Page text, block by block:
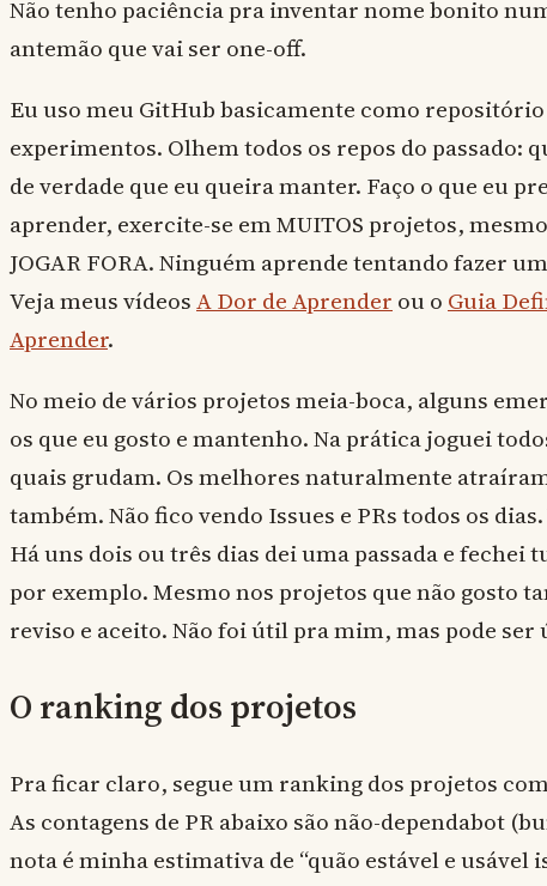
Não tenho paciência pra inventar nome bonito
antemão que vai ser one-off.
Eu uso meu GitHub basicamente como
experimentos. Olhem todos os repos do passado:
de verdade que eu queira manter. Faço o que eu
aprender, exercite-se em MUITOS projetos,
JOGAR FORA. Ninguém aprende tentando fazer
Veja meus vídeosA Dor de Aprender ou o Guia
Aprender.
No meio de vários projetos meia-boca, alguns
os que eu gosto e mantenho. Na prática joguei
quais grudam. Os melhores naturalmente
também. Não fico vendo Issues e PRs todos os
Há uns dois ou três dias dei uma passada e fechei
por exemplo. Mesmo nos projetos que não gosto
reviso e aceito. Não foi útil pra mim, mas pode ser
O ranking dos projetos
Pra ficar claro, segue um ranking dos projetos
As contagens de PR abaixo são não-dependabot
nota é minha estimativa de “quão estável e usável